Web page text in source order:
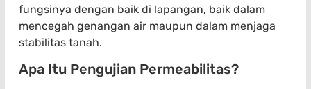
fungsinya dengan baik di lapangan, baik dalam
mencegah genangan air maupun dalam menjaga
stabilitas tanah.
Apa Itu Pengujian Permeabilitas?